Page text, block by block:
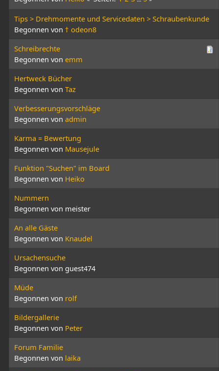
Tips > Drehmomente und Servicedaten > Schraubenkunde
Begonnen von † odeon8
Schreibrechte
Begonnen von emm
Hertweck Bücher
Begonnen von Taz
Verbesserungsvorschläge
Begonnen von admin
Karma = Bewertung
Begonnen von Mausejule
Funktion "Suchen" im Board
Begonnen von Heiko
Nummern
Begonnen von meister
An alle Gäste
Begonnen von Knaudel
Ursachensuche
Begonnen von guest474
Müde
Begonnen von rolf
Bildergallerie
Begonnen von Peter
Forum Familie
Begonnen von laika